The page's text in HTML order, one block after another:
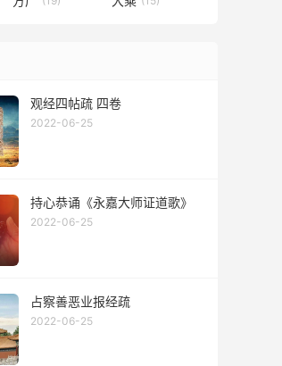
观经四帖疏 四卷
2022-06-25
持心恭诵《永嘉大师证道歌》
2022-06-25
占察善恶业报经疏
2022-06-25